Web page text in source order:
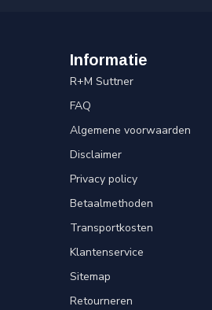
Informatie
R+M Suttner
FAQ
Algemene voorwaarden
Disclaimer
Privacy policy
Betaalmethoden
Transportkosten
Klantenservice
Sitemap
Retourneren